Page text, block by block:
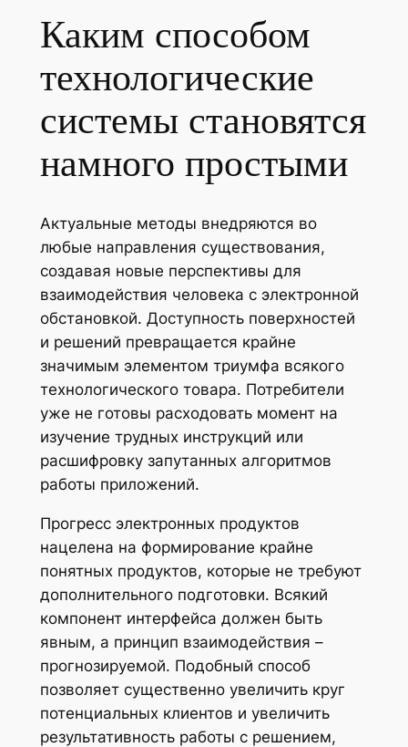
Каким способом
технологические
системы становятся
намного простыми
Актуальные методы внедряются во
любые направления существования,
создавая новые перспективы для
взаимодействия человека с электронной
обстановкой. Доступность поверхностей
и решений превращается крайне
значимым элементом триумфа всякого
технологического товара. Потребители
уже не готовы расходовать момент на
изучение трудных инструкций или
расшифровку запутанных алгоритмов
работы приложений.
Прогресс электронных продуктов
нацелена на формирование крайне
понятных продуктов, которые не требуют
дополнительного подготовки. Всякий
компонент интерфейса должен быть
явным, а принцип взаимодействия –
прогнозируемой. Подобный способ
позволяет существенно увеличить круг
потенциальных клиентов и увеличить
результативность работы с решением,